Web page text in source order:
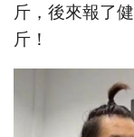
斤，後來報了
斤！